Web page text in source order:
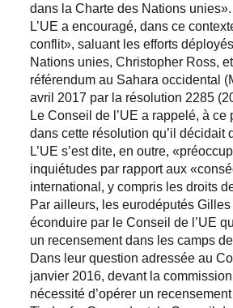
dans la Charte des Nations unies».
L’UE a encouragé, dans ce
conflit», saluant les efforts
Nations unies, Christopher Ross,
référendum au Sahara occidental
avril 2017 par la résolution 2285
Le Conseil de l’UE a rappelé, à
dans cette résolution qu’il décidait
L’UE s’est dite, en outre,
inquiétudes par rapport aux
international, y compris les droits
Par ailleurs, les eurodéputés
éconduire par le Conseil de l’UE
un recensement dans les camps
Dans leur question adressée au
janvier 2016, devant la
nécessité d’opérer un